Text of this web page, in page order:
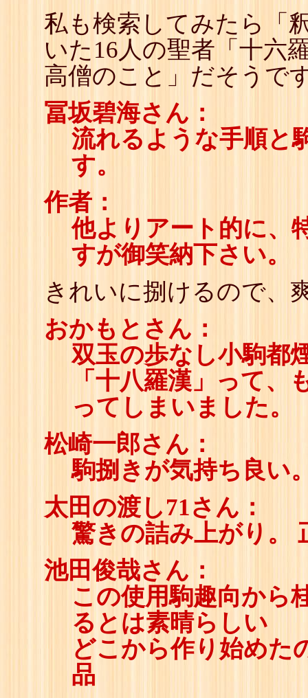
私も検索してみたら「
いた16人の聖者「十六
高僧のこと」だそうで
冨坂碧海さん：
流れるような手順と
す。
作者：
他よりアート的に、
すが御笑納下さい。
きれいに捌けるので、
おかもとさん：
双玉の歩なし小駒都
「十八羅漢」って
ってしまいました。
松崎一郎さん：
駒捌きが気持ち良い
太田の渡し71さん：
驚きの詰み上がり。
池田俊哉さん：
この使用駒趣向から
るとは素晴らしい
どこから作り始めた
品